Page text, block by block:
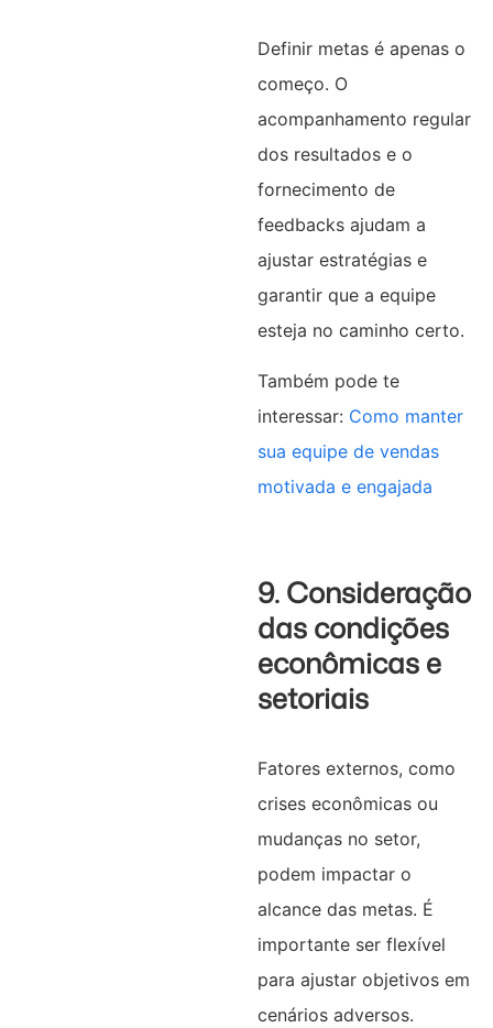
Definir metas é apenas o
começo. O
acompanhamento regular
dos resultados e o
fornecimento de
feedbacks ajudam a
ajustar estratégias e
garantir que a equipe
esteja no caminho certo.
Também pode te
interessar: Como manter
sua equipe de vendas
motivada e engajada
9. Consideração
das condições
econômicas e
setoriais
Fatores externos, como
crises econômicas ou
mudanças no setor,
podem impactar o
alcance das metas. É
importante ser flexível
para ajustar objetivos em
cenários adversos.